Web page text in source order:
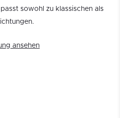
sowohl zu klassischen als
ansehen